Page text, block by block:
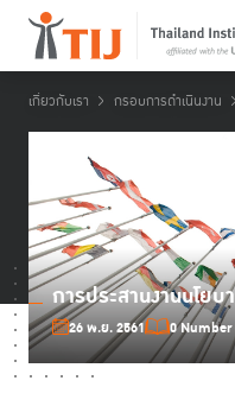
เกี่ยวกับเรา กรอบการดำเนินงาน
การประสานงานนโยบ
26 พ.ย. 2561 0